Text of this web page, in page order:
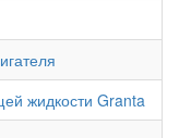
жидкости Granta